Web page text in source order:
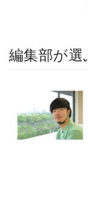
編集部が選